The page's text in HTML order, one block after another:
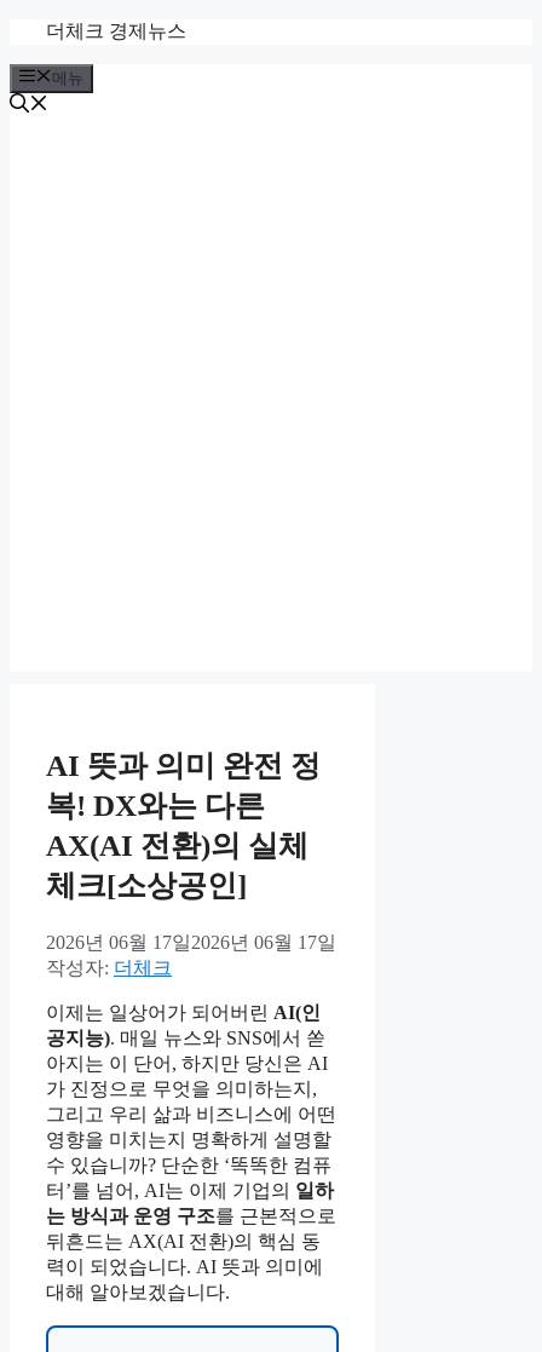
츠
로
더체크 경제뉴스
메뉴
AI 뜻과 의미 완전 정
복! DX와는 다른
AX(AI 전환)의 실체
체크[소상공인]
2026년 06월 17일2026년 06월 17일
작성자: 더체크
이제는 일상어가 되어버린 AI(인
공지능). 매일 뉴스와 SNS에서 쏟
아지는 이 단어, 하지만 당신은 AI
가 진정으로 무엇을 의미하는지,
그리고 우리 삶과 비즈니스에 어떤
영향을 미치는지 명확하게 설명할
수 있습니까? 단순한 ‘똑똑한 컴퓨
터’를 넘어, AI는 이제 기업의 일하
는 방식과 운영 구조를 근본적으로
뒤흔드는 AX(AI 전환)의 핵심 동
력이 되었습니다. AI 뜻과 의미에
대해 알아보겠습니다.